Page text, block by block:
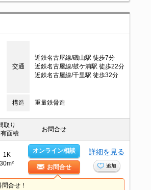
交通
近鉄名古屋線/磯山駅 徒歩7分
近鉄名古屋線/鼓ケ浦駅 徒歩22分
近鉄名古屋線/千里駅 徒歩32分
構造 重量鉄骨造
取り
面積
お問合せ
1K
30m²
オンライン相談
お問合せ
詳細を見る
追加
合せ！